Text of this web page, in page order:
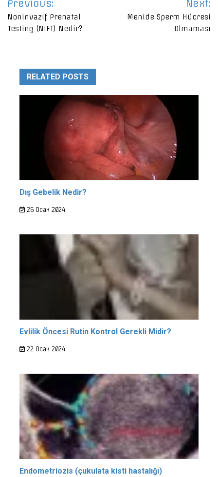
gezinmesi
Previous:
Noninvazif Prenatal
Testing (NIFT) Nedir?
Next:
Menide Sperm Hücresi
Olmaması
RELATED POSTS
Dış Gebelik Nedir?
26 Ocak 2024
Evlilik Öncesi Rutin Kontrol Gerekli Midir?
22 Ocak 2024
Endometriozis (çukulata kisti hastalığı)